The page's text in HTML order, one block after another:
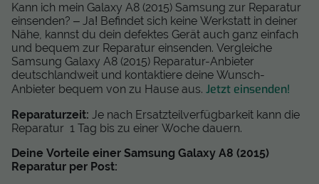
Kann ich mein Galaxy A8 (2015) Samsung zur Reparatur
einsenden? – Ja! Befindet sich keine Werkstatt in deiner
Nähe, kannst du dein defektes Gerät auch ganz einfach
und bequem zur Reparatur einsenden. Vergleiche
Samsung Galaxy A8 (2015) Reparatur-Anbieter
deutschlandweit und kontaktiere deine Wunsch-
Anbieter bequem von zu Hause aus. Jetzt einsenden!
Reparaturzeit: Je nach Ersatzteilverfügbarkeit kann die
Reparatur 1 Tag bis zu einer Woche dauern.
Deine Vorteile einer Samsung Galaxy A8 (2015)
Reparatur per Post: